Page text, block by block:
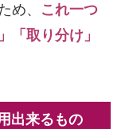
め、
これ一つ
「取り分け」
出来るもの